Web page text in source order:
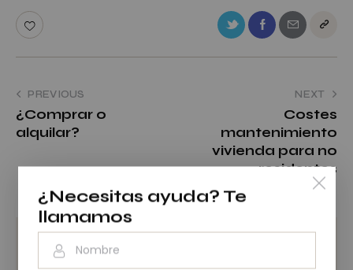
PREVIOUS
¿Comprar o
alquilar?
NEXT
Costes
mantenimiento
vivienda para no
residentes
Buscar
¿Necesitas ayuda? Te
llamamos